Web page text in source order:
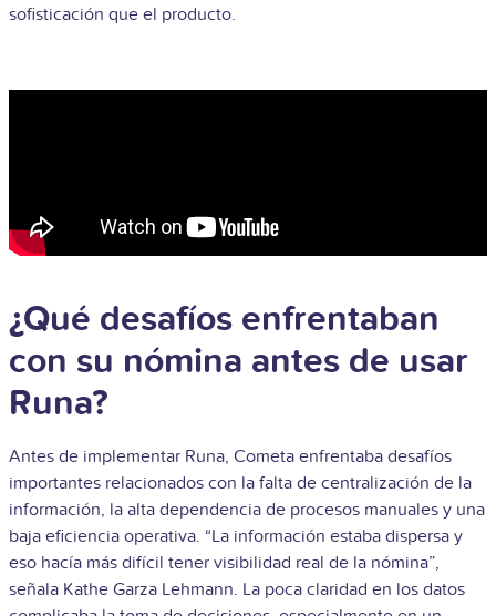
sofisticación que el producto.
¿Qué desafíos enfrentaban
con su nómina antes de usar
Runa?
Antes de implementar Runa, Cometa enfrentaba desafíos
importantes relacionados con la falta de centralización de la
información, la alta dependencia de procesos manuales y una
baja eficiencia operativa. “La información estaba dispersa y
eso hacía más difícil tener visibilidad real de la nómina”,
señala Kathe Garza Lehmann. La poca claridad en los datos